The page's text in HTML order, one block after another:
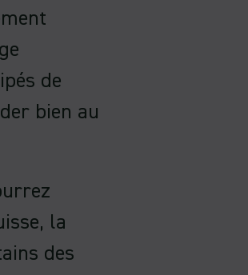
de
bien au
la
des